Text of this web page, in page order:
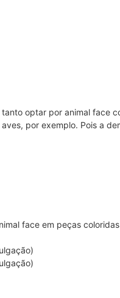
optar por animal face
por exemplo. Pois a
face em peças